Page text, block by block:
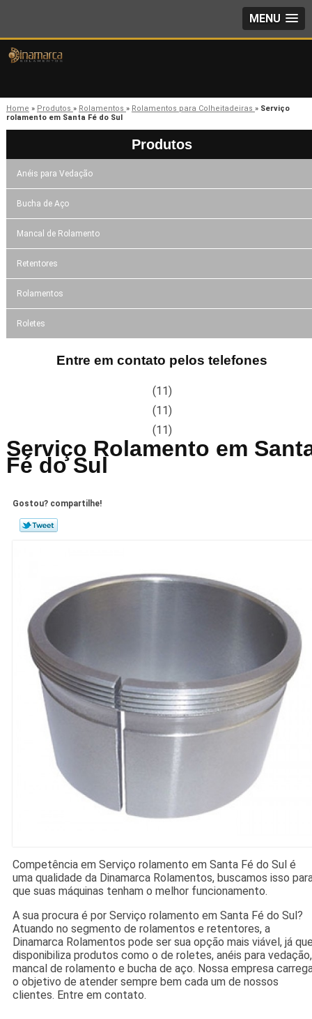
MENU
Home » Produtos » Rolamentos » Rolamentos para Colheitadeiras » Serviço
rolamento em Santa Fé do Sul
Produtos
Anéis para Vedação
Bucha de Aço
Mancal de Rolamento
Retentores
Rolamentos
Roletes
Entre em contato pelos telefones
(11)
(11)
(11)
Serviço Rolamento em
Fé do Sul
Gostou? compartilhe!
Competência em Serviço rolamento em Santa Fé do Sul é
uma qualidade da Dinamarca Rolamentos, buscamos isso
que suas máquinas tenham o melhor funcionamento.
A sua procura é por Serviço rolamento em Santa Fé do Sul?
Atuando no segmento de rolamentos e retentores, a
Dinamarca Rolamentos pode ser sua opção mais viável, já
disponibiliza produtos como o de roletes, anéis para vedação,
mancal de rolamento e bucha de aço. Nossa empresa
o objetivo de atender sempre bem cada um de nossos
clientes. Entre em contato.